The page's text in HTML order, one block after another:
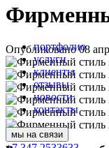
портфолио
услуги
клиенты
отзывы
новости
контакты
мы на связи
Опубликовано 08